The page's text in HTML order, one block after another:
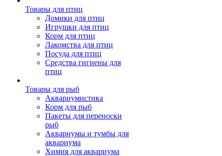
Товары для птиц
Домики для птиц
Игрушки для птиц
Корм для птиц
Лакомства для птиц
Посуда для птиц
Средства гигиены для
птиц
Товары для рыб
Аквариумистика
Корм для рыб
Пакеты для переноски
рыб
Аквариумы и тумбы для
аквариума
Химия для аквариума